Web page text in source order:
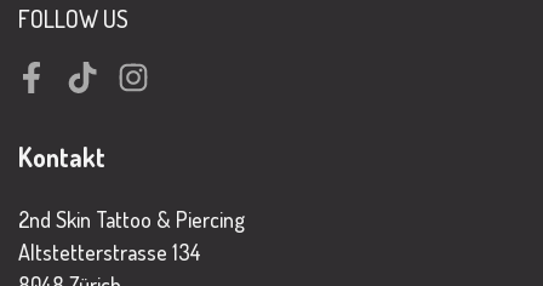
FOLLOW US
FacebookTikTokInstagram
Kontakt
2nd Skin Tattoo & Piercing
Altstetterstrasse 134